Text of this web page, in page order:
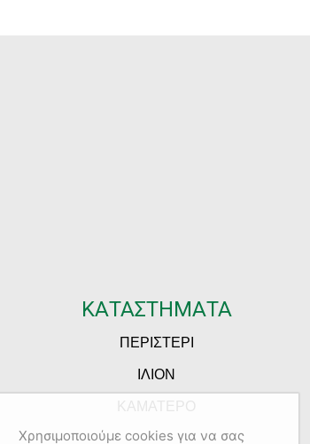
ΚΑΤΑΣΤΗΜΑΤΑ
ΠΕΡΙΣΤΕΡΙ
ΙΛΙΟΝ
Χρησιμοποιούμε cookies για να σας